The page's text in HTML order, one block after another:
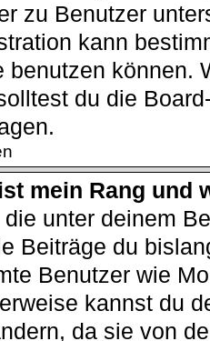
zu Benutzer
kann
benutzen können.
du die
mein Rang und
die unter deinem
Beiträge du
Benutzer wie
kannst du
da sie von